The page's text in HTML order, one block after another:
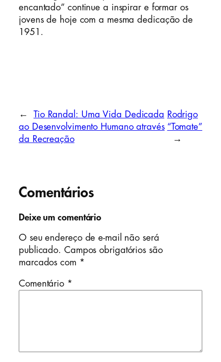
encantado” continue a inspirar e formar os
jovens de hoje com a mesma dedicação de
1951.
←
Tio Randal: Uma Vida Dedicada
ao Desenvolvimento Humano através
da Recreação
Rodrigo
“Tomate”
→
Comentários
Deixe um comentário
O seu endereço de e-mail não será
publicado. Campos obrigatórios são
marcados com *
Comentário *